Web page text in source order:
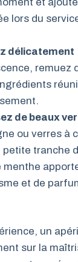
lors du
délicatement
remuez
de beaux
ou verres à
petite tranche
menthe
et de
un
sur la